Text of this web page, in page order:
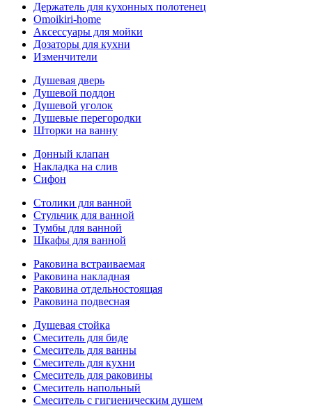
Держатель для кухонных полотенец
Omoikiri-home
Аксессуары для мойки
Дозаторы для кухни
Изменчители
Душевая дверь
Душевой поддон
Душевой уголок
Душевые перегородки
Шторки на ванну
Донный клапан
Накладка на слив
Сифон
Столики для ванной
Стульчик для ванной
Тумбы для ванной
Шкафы для ванной
Раковина встраиваемая
Раковина накладная
Раковина отдельностоящая
Раковина подвесная
Душевая стойка
Смеситель для биде
Смеситель для ванны
Смеситель для кухни
Смеситель для раковины
Смеситель напольный
Смеситель с гигиеническим душем